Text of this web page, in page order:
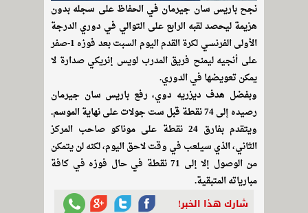
نجح باريس سان جيرمان في الحفاظ على سجله بدون
هزيمة ليحصد لقبه الرابع على التوالي في دوري الدرجة
الأولى الفرنسي لكرة القدم اليوم السبت بعد فوزه 1-صفر
على أنجيه ليمنح فريق المدرب لويس إنريكي صدارة لا
يمكن تعويضها في الدوري.
وبفضل هدف ديزريه دوي، رفع باريس سان جيرمان
رصيده إلى 74 نقطة قبل ست جولات على نهاية الموسم.
ويتقدم بفارق 24 نقطة على موناكو صاحب المركز
الثاني، الذي سيلعب في وقت لاحق اليوم، لكنه لن يتمكن
من الوصول إلا إلى 71 نقطة في حال فوزه في كافة
مبارياته المتبقية.
شارك هذا الخبر!